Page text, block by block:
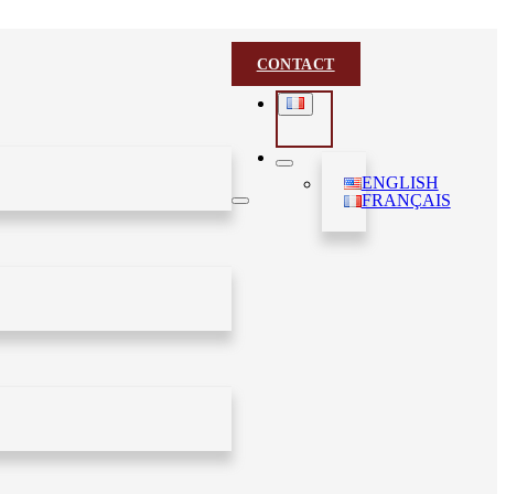
CONTACT
ENGLISH
FRANÇAIS